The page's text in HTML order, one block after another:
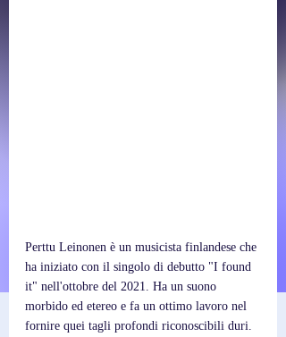
Perttu Leinonen è un musicista finlandese che
ha iniziato con il singolo di debutto "I found
it" nell'ottobre del 2021. Ha un suono
morbido ed etereo e fa un ottimo lavoro nel
fornire quei tagli profondi riconoscibili duri.